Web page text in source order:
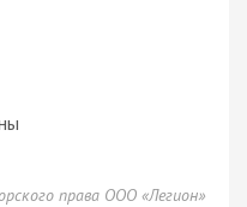
права ООО «Легион»